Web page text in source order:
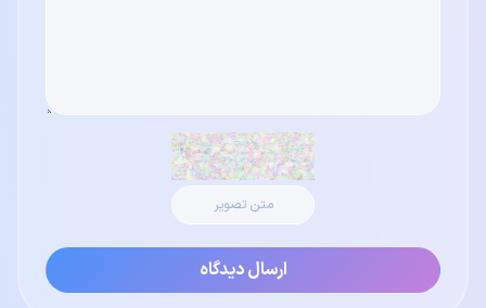
ارسال دیدگاه